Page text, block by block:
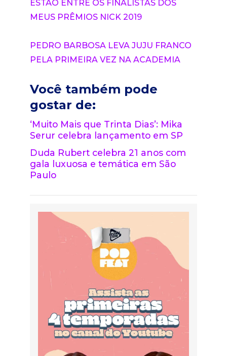
ESTÃO ENTRE OS FINALISTAS DOS
MEUS PRÊMIOS NICK 2019
PEDRO BARBOSA LEVA JUJU FRANCO
PELA PRIMEIRA VEZ NA ACADEMIA
Você também pode
gostar de:
‘Muito Mais que Trinta Dias’: Mika
Serur celebra lançamento em SP
Duda Rubert celebra 21 anos com
gala luxuosa e temática em São
Paulo